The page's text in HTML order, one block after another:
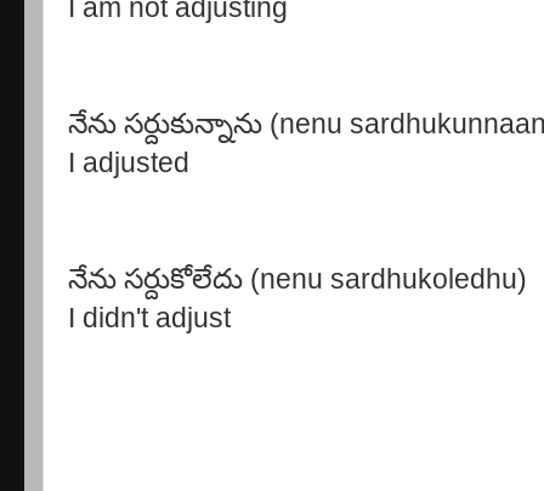
I am not adjusting
నేను సర్దుకున్నాను (nenu
I adjusted
నేను సర్దుకోలేదు (nenu sardhukoledhu)
I didn't adjust